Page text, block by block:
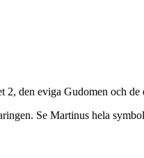
den eviga Gudomen och de
Se Martinus hela